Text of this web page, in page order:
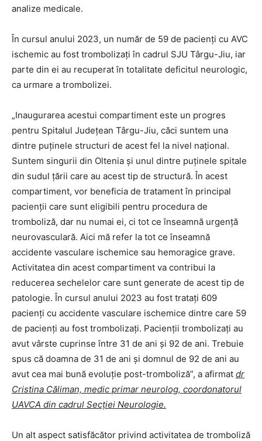
analize medicale.
În cursul anului 2023, un număr de 59 de pacienți cu AVC
ischemic au fost trombolizați în cadrul SJU Târgu-Jiu, iar
parte din ei au recuperat în totalitate deficitul neurologic,
ca urmare a trombolizei.
„Inaugurarea acestui compartiment este un progres
pentru Spitalul Județean Târgu-Jiu, căci suntem una
dintre puținele structuri de acest fel la nivel național.
Suntem singurii din Oltenia și unul dintre puținele spitale
din sudul țării care au acest tip de structură. În acest
compartiment, vor beneficia de tratament în principal
pacienții care sunt eligibili pentru procedura de
tromboliză, dar nu numai ei, ci tot ce înseamnă urgență
neurovasculară. Aici mă refer la tot ce înseamnă
accidente vasculare ischemice sau hemoragice grave.
Activitatea din acest compartiment va contribui la
reducerea sechelelor care sunt generate de acest tip de
patologie. În cursul anului 2023 au fost tratați 609
pacienți cu accidente vasculare ischemice dintre care 59
de pacienți au fost trombolizați. Pacienții trombolizați au
avut vârste cuprinse între 31 de ani și 92 de ani. Trebuie
spus că doamna de 31 de ani și domnul de 92 de ani au
avut cea mai bună evoluție post-tromboliză”, a afirmat dr
Cristina Căliman, medic primar neurolog, coordonatorul
UAVCA din cadrul Secției Neurologie.
Un alt aspect satisfăcător privind activitatea de tromboliză